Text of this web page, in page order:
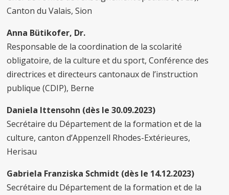
Canton du Valais, Sion
Anna Bütikofer, Dr.
Responsable de la coordination de la scolarité
obligatoire, de la culture et du sport, Conférence des
directrices et directeurs cantonaux de l’instruction
publique (CDIP), Berne
Daniela Ittensohn (dès le 30.09.2023)
Secrétaire du Département de la formation et de la
culture, canton d’Appenzell Rhodes-Extérieures,
Herisau
Gabriela Franziska Schmidt (dès le 14.12.2023)
Secrétaire du Département de la formation et de la